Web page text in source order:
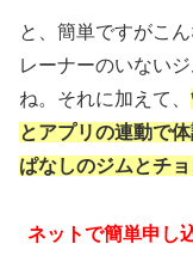
と、簡単ですがこ
レーナーのいない
ね。それに加えて、
とアプリの連動で
ぱなしのジムとチ
ネットで簡単申し